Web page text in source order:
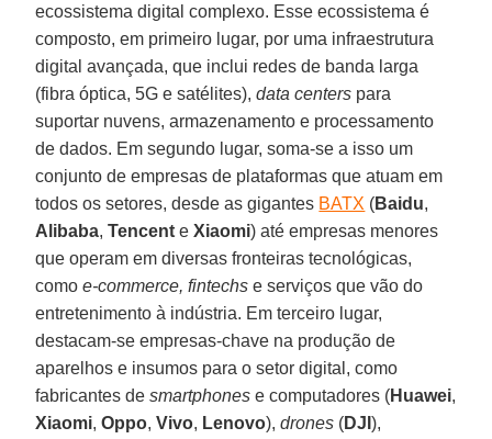
ecossistema digital complexo. Esse ecossistema é
composto, em primeiro lugar, por uma infraestrutura
digital avançada, que inclui redes de banda larga
(fibra óptica, 5G e satélites),data centers para
suportar nuvens, armazenamento e processamento
de dados. Em segundo lugar, soma-se a isso um
conjunto de empresas de plataformas que atuam em
todos os setores, desde as gigantes BATX (Baidu,
Alibaba,Tencent eXiaomi) até empresas menores
que operam em diversas fronteiras tecnológicas,
comoe-commerce, fintechs e serviços que vão do
entretenimento à indústria. Em terceiro lugar,
destacam-se empresas-chave na produção de
aparelhos e insumos para o setor digital, como
fabricantes desmartphones e computadores (Huawei,
Xiaomi,Oppo,Vivo, Lenovo),drones (DJI),